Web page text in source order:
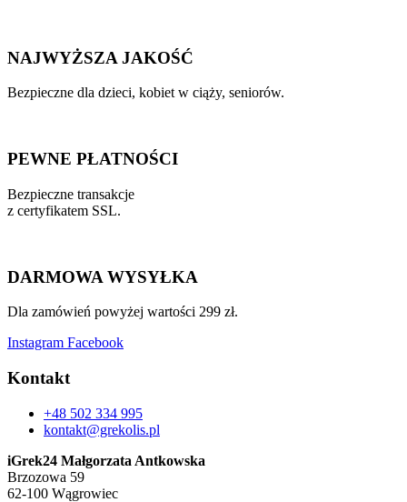
NAJWYŻSZA JAKOŚĆ
Bezpieczne dla dzieci, kobiet w ciąży, seniorów.
PEWNE PŁATNOŚCI
Bezpieczne transakcje
z certyfikatem SSL.
DARMOWA WYSYŁKA
Dla zamówień powyżej wartości 299 zł.
Instagram Facebook
Kontakt
+48 502 334 995
kontakt@grekolis.pl
iGrek24 Małgorzata Antkowska
Brzozowa 59
62-100 Wągrowiec